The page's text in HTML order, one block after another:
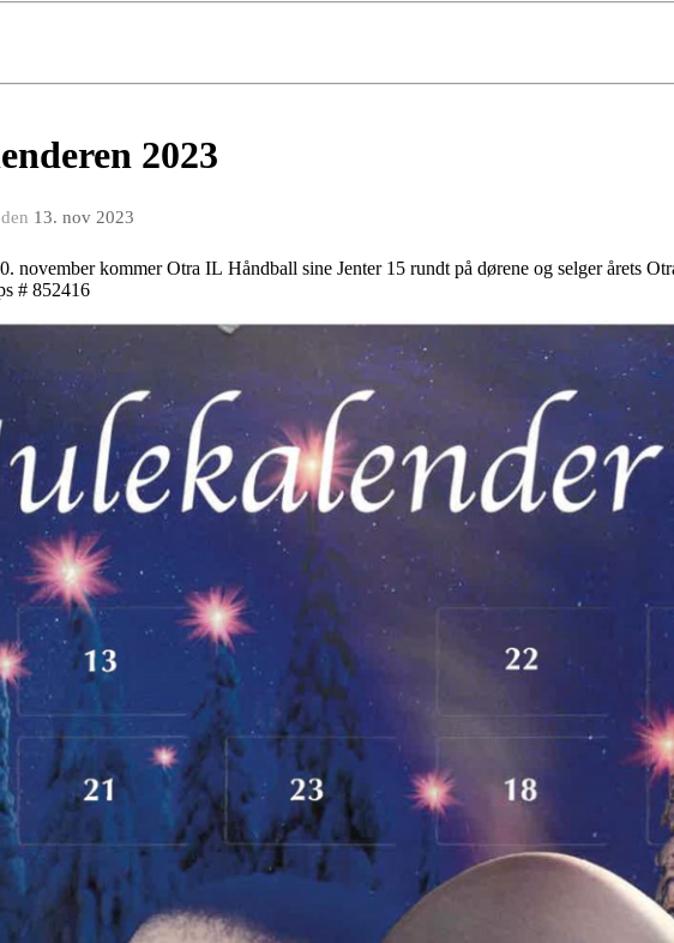
2023
den 13. nov 2023
november kommer Otra IL Håndball sine Jenter 15 rundt på dørene og selger årets
# 852416